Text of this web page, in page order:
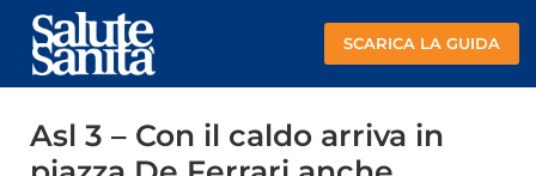
SCARICA LA GUIDA
Asl 3 – Con il caldo arriva in